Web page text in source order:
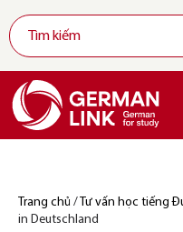
Trang chủ / Tư vấn học tiếng
in Deutschland